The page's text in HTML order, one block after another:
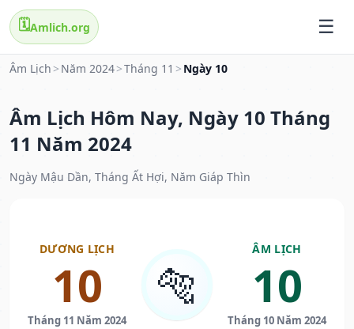
🗓️Amlich.org
Âm Lịch > Năm 2024>Tháng 11 > Ngày 10
Âm Lịch Hôm Nay, Ngày 10 Tháng
11 Năm 2024
Ngày Mậu Dần, Tháng Ất Hợi, Năm Giáp Thìn
DƯƠNG LỊCH
10
Tháng 11 Năm 2024
🐅
ÂM LỊCH
10
Tháng 10 Năm 2024